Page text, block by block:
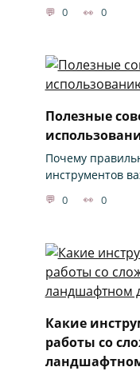
0 0
Полезные
Почему
инструментов
0 0
Какие
работы со